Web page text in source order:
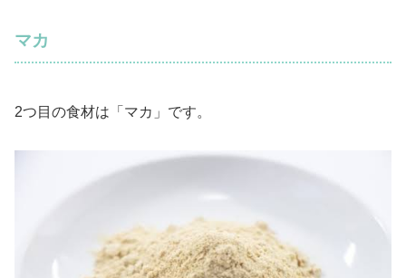
マカ
2つ目の食材は「マカ」です。